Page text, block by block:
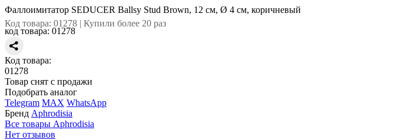
Фаллоимитатор SEDUCER Ballsy Stud Brown, 12 см, Ø 4 см, коричневый
Код товара: 01278 | Купили более 20 раз
код товара: 01278
Код товара:
01278
Товар снят с продажи
Подобрать аналог
Telegram MAX WhatsApp
Бренд Aphrodisia
Все товары Aphrodisia
Нет отзывов